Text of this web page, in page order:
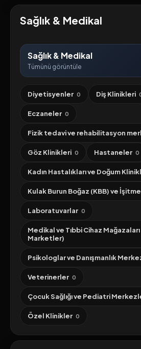
Sağlık & Medikal
Sağlık & Medikal
Tümünü görüntüle
Diyetisyenler 0 Diş Klinikleri
Eczaneler 0
Fizik tedavi ve rehabilitasyon
Göz Klinikleri 0 Hastaneler 0
Kadın Hastalıkları ve Doğum
Kulak Burun Boğaz (KBB) ve
Laboratuvarlar 0
Medikal ve Tıbbi Cihaz
Marketler)
Psikologlar ve Danışmanlık
Veterinerler 0
Çocuk Sağlığı ve Pediatri
Özel Klinikler 0